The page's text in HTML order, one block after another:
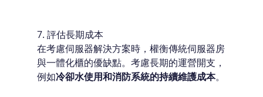
7. 評估長期成本
在考慮伺服器解決方案時，權衡傳統伺服器房
與一體化櫃的優缺點。考慮長期的運營開支，
例如冷卻水使用和消防系統的持續維護成本。